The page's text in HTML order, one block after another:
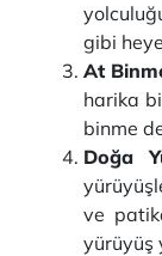
gibi
At
harika
binme
Doğa
ve
yürüyüş